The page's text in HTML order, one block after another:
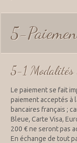
5-
5-1 Modalités
Le paiement se fait
paiement acceptés à
bancaires français ;
Bleue, Carte Visa,
200 € ne seront pas
En échange de tout